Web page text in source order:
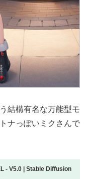
結構有名な万能型モ
ナっぽいミクさんで
- V5.0 | Stable Diffusion